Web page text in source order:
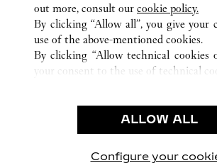
OUR COMPANY
CAREERS
FIND A BOUTIQUE
PRIVACY POLICY
CONDITIONS OF SALE
out more, consult our cookie policy.
By clicking “Allow all”, you give your
use of the above-mentioned cookies.
By clicking “Allow technical cookies
your consent to the use of technical
ALLOW ALL
Configure your